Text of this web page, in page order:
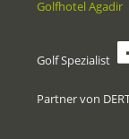
Golfhotel Agadir
Golf Spezialist
Partner von